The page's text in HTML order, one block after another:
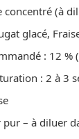
concentré (à
glacé,
: 12 %
: 2 à 3
– à diluer